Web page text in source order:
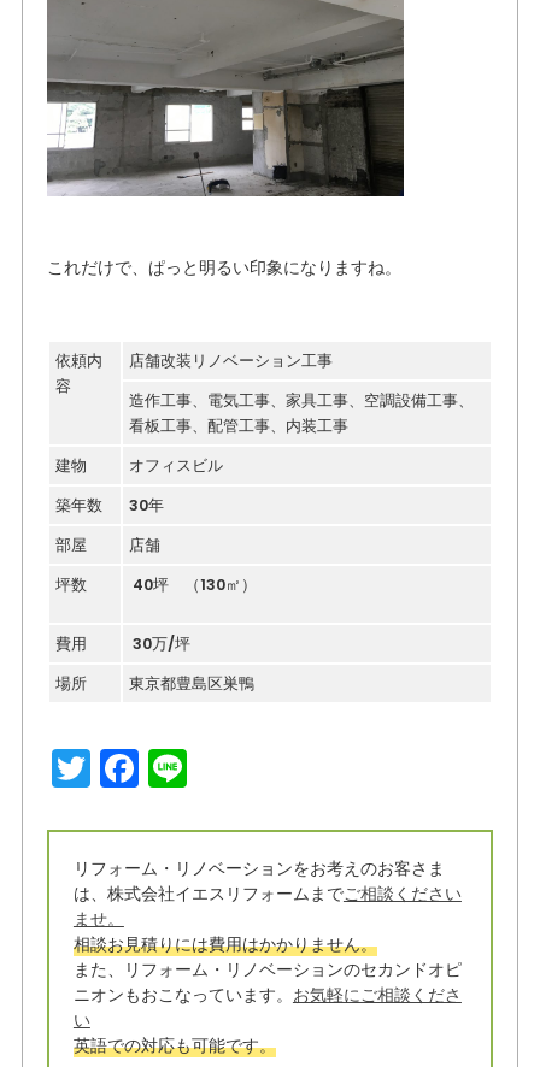
これだけで、ぱっと明るい印象になりますね。
依頼内
容
店舗改装リノベーション工事
造作工事、電気工事、家具工事、空調設備工事、
看板工事、配管工事、内装工事
建物
オフィスビル
築年数
30年
部屋
店舗
坪数
40坪 （130㎡）
費用
30万/坪
場所
東京都豊島区巣鴨
T
w
it
t
e
r
F
a
c
e
b
o
o
k
Li
e
リフォーム・リノベーションをお考えのお客さま
は、株式会社イエスリフォームまでご相談ください
ませ。
相談お見積りには費用はかかりません。
また、リフォーム・リノベーションのセカンドオピ
ニオンもおこなっています。 お気軽にご相談くださ
い
英語での対応も可能です。